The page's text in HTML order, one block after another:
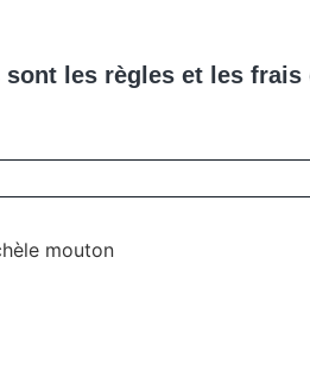
les règles et les frais